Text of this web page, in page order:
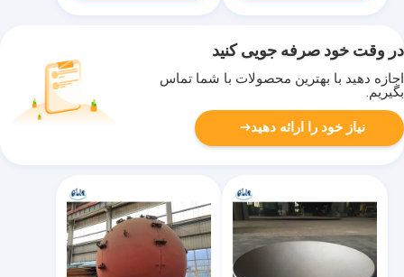
در وقت خود صرفه جویی کنید
اجازه دهید با بهترین محصولات با شما تماس
بگیریم.
نیاز خود را ارائه دهید